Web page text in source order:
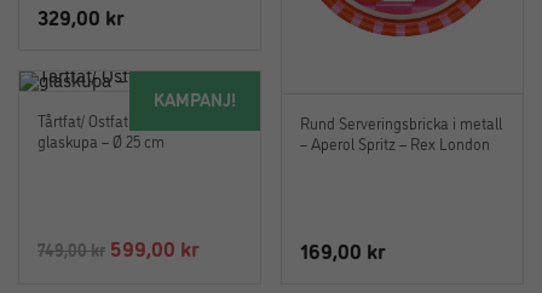
Rund Serveringsbricka i metall
– Aperol Spritz – Rex London
169,00 kr
329,00 kr
KAMPANJ!
Tårtfat/ Ostfat i trä med
glaskupa – Ø 25 cm
749,00kr Det
599,00 krDet